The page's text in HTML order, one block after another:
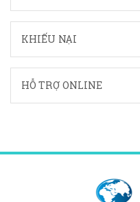
KHIẾU NẠI
HỖ TRỢ ONLINE